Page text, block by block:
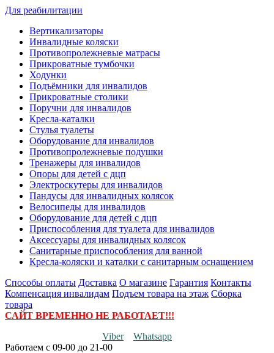
Для реабилитации
Вертикализаторы
Инвалидные коляски
Противопролежневые матрасы
Прикроватные тумбочки
Ходунки
Подъёмники для инвалидов
Прикроватные столики
Поручни для инвалидов
Кресла-каталки
Стулья туалеты
Оборудование для инвалидов
Противопролежневые подушки
Тренажеры для инвалидов
Опоры для детей с дцп
Электроскутеры для инвалидов
Пандусы для инвалидных колясок
Велосипеды для инвалидов
Оборудование для детей с дцп
Приспособления для туалета для инвалидов
Аксессуары для инвалидных колясок
Санитарные приспособления для ванной
Кресла-коляски и каталки с санитарным оснащением
Способы оплаты Доставка О магазине Гарантия Контакты
Компенсация инвалидам Подъем товара на этаж Сборка
товара
САЙТ ВРЕМЕННО НЕ РАБОТАЕТ!!!
Viber
Whatsapp
Работаем с 09-00 до 21-00